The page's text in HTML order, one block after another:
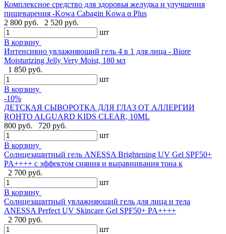
Комплексное средство для здоровья желудка и улучшения
пищеварения -Kowa Cabagin Kowa α Plus
2 800 руб.
2 520 руб.
шт
В корзину
Интенсивно увлажняющий гель 4 в 1 для лица - Biore
Moisturizing Jelly Very Moist, 180 мл
1 850 руб.
шт
В корзину
-10%
ДЕТСКАЯ СЫВОРОТКА ДЛЯ ГЛАЗ ОТ АЛЛЕРГИИ
ROHTO ALGUARD KIDS CLEAR, 10ML
800 руб.
720 руб.
шт
В корзину
Солнцезащитный гель ANESSA Brightening UV Gel SPF50+
PA++++ с эффектом сияния и выравнивания тона к
2 700 руб.
шт
В корзину
Солнцезащитный увлажняющий гель для лица и тела
ANESSA Perfect UV Skincare Gel SPF50+ PA++++
2 700 руб.
шт